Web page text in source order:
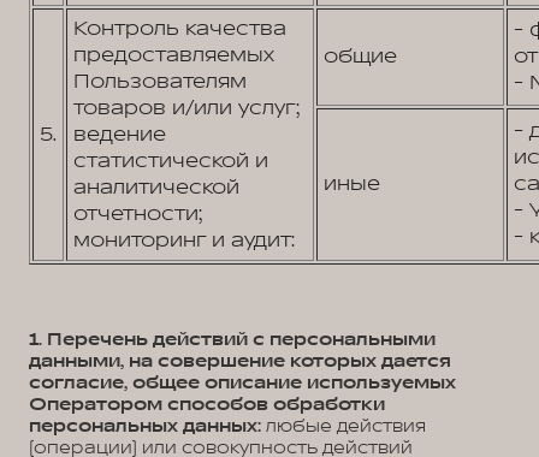
5.
Контроль качества
предоставляемых
Пользователям
товаров и/или услуг;
ведение
статистической и
аналитической
отчетности;
мониторинг и аудит:
общие
-
-
иные
-
-
-
1. Перечень действий с персональными
данными, на совершение которых дается
согласие, общее описание используемых
Оператором способов обработки
персональных данных: любые действия
(операции) или совокупность действий